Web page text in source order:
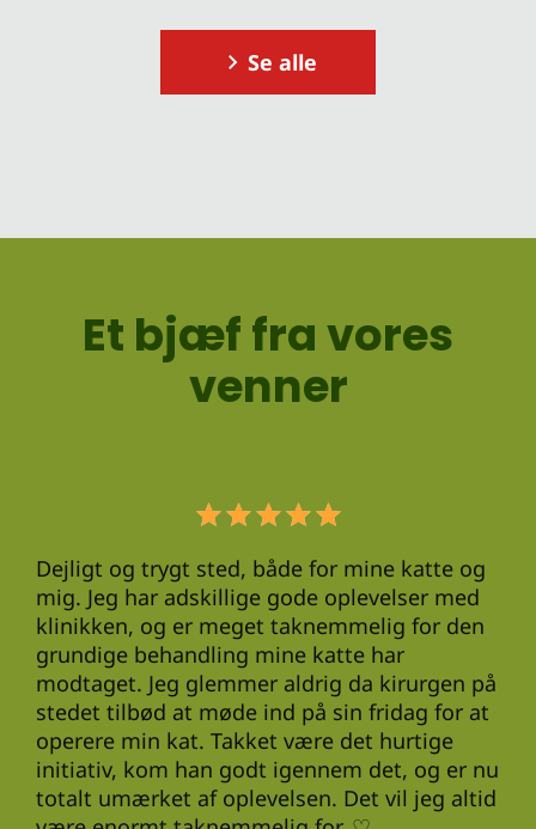
Se alle
Et bjæf fra vores
venner
Dejligt og trygt sted, både for mine katte og
mig. Jeg har adskillige gode oplevelser med
klinikken, og er meget taknemmelig for den
grundige behandling mine katte har
modtaget. Jeg glemmer aldrig da kirurgen på
stedet tilbød at møde ind på sin fridag for at
operere min kat. Takket være det hurtige
initiativ, kom han godt igennem det, og er nu
totalt umærket af oplevelsen. Det vil jeg altid